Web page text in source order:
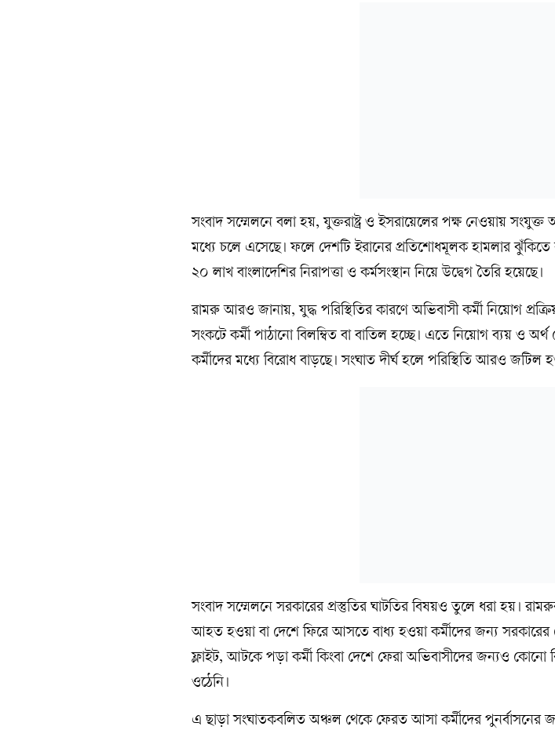
সংবাদ সম্মেলনে বলা হয়, যুক্তরাষ্ট্র ও ইসরায়েলের পক্ষ নেওয়ায়
মধ্যে চলে এসেছে। ফলে দেশটি ইরানের প্রতিশোধমূলক হামলার ঝুঁকিতে
২০ লাখ বাংলাদেশির নিরাপত্তা ও কর্মসংস্থান নিয়ে উদ্বেগ তৈরি হয়েছে।
রামরু আরও জানায়, যুদ্ধ পরিস্থিতির কারণে অভিবাসী কর্মী নিয়োগ
সংকটে কর্মী পাঠানো বিলম্বিত বা বাতিল হচ্ছে। এতে নিয়োগ ব্যয় ও
কর্মীদের মধ্যে বিরোধ বাড়ছে। সংঘাত দীর্ঘ হলে পরিস্থিতি আরও জটিল
সংবাদ সম্মেলনে সরকারের প্রস্তুতির ঘাটতির বিষয়ও তুলে ধরা হয়।
আহত হওয়া বা দেশে ফিরে আসতে বাধ্য হওয়া কর্মীদের জন্য সরকারের
ফ্লাইট, আটকে পড়া কর্মী কিংবা দেশে ফেরা অভিবাসীদের জন্যও কোনো
ওঠেনি।
এ ছাড়া সংঘাতকবলিত অঞ্চল থেকে ফেরত আসা কর্মীদের